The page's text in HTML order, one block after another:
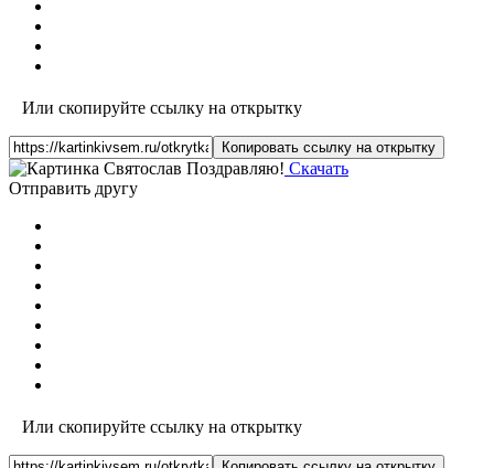
Или скопируйте ссылку на открытку
Копировать ссылку на открытку
Скачать
Отправить другу
Или скопируйте ссылку на открытку